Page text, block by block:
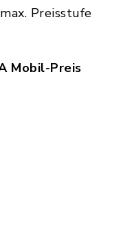
Preisstufe
Mobil-Preis